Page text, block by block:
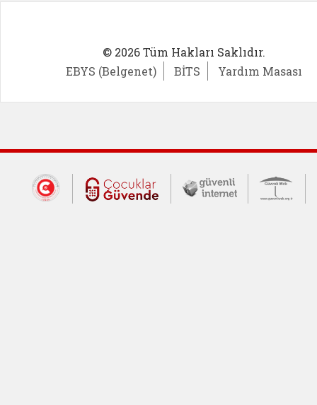
© 2026 Tüm Hakları Saklıdır.
EBYS (Belgenet)
BİTS Yardım Masası
Dış Bağlantılar
Cumhurbaşkanlığı İletişim Merkezi
Çocuklar Güvende (yeni
Güvenli